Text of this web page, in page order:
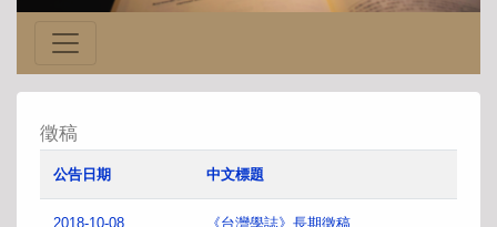
徵稿
公告日期 中文標題
2018-10-08 《台灣學誌》長期徵稿